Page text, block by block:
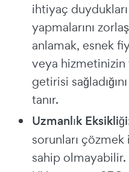
ihtiyaç
yapmalarını
anlamak, esnek
veya hizmetinizin
getirisi
tanır.
Uzmanlık Eksikliği
sorunları çözmek
sahip